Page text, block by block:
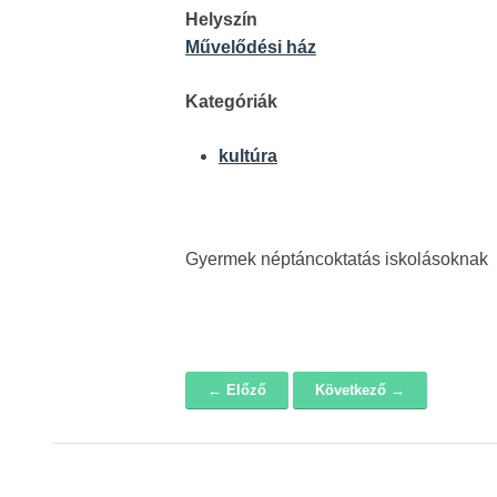
Helyszín
Művelődési ház
Kategóriák
kultúra
Gyermek néptáncoktatás iskolásoknak
← Előző Következő →